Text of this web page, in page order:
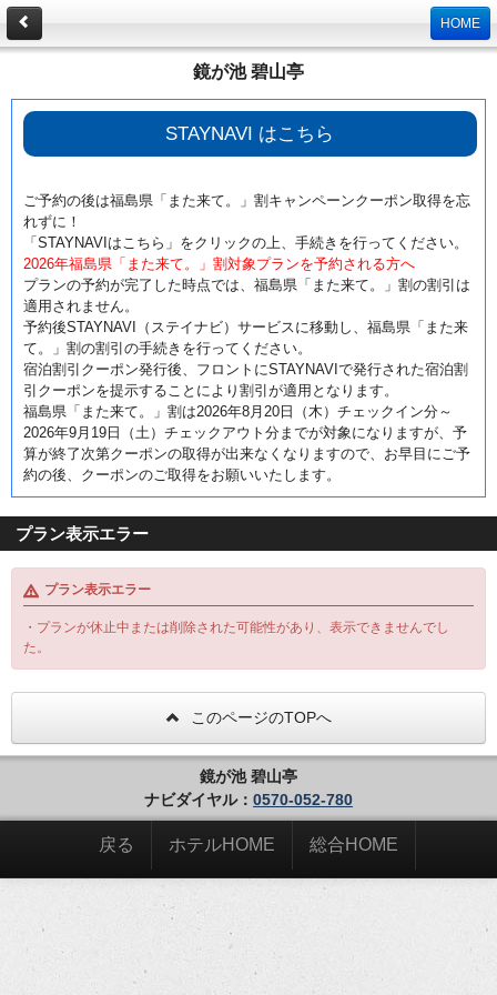
HOME
鏡が池 碧山亭
STAYNAVI はこちら
ご予約の後は福島県「また来て。」割キャンペーンクーポン取得を忘
れずに！
「STAYNAVIはこちら」をクリックの上、手続きを行ってください。
2026年福島県「また来て。」割対象プランを予約される方へ
プランの予約が完了した時点では、福島県「また来て。」割の割引は
適用されません。
予約後STAYNAVI（ステイナビ）サービスに移動し、福島県「また来
て。」割の割引の手続きを行ってください。
宿泊割引クーポン発行後、フロントにSTAYNAVIで発行された宿泊割
引クーポンを提示することにより割引が適用となります。
福島県「また来て。」割は2026年8月20日（木）チェックイン分～
2026年9月19日（土）チェックアウト分までが対象になりますが、予
算が終了次第クーポンの取得が出来なくなりますので、お早目にご予
約の後、クーポンのご取得をお願いいたします。
プラン表示エラー
プラン表示エラー
・プランが休止中または削除された可能性があり、表示できませんでし
た。
このページのTOPへ
鏡が池 碧山亭
ナビダイヤル： 0570-052-780
戻る ホテルHOME 総合HOME